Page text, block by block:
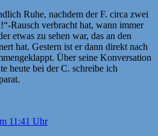
Ruhe, nachdem der F. circa zwei
Rausch verbracht hat, wann immer
etwas zu sehen war, das an den
hat. Gestern ist er dann direkt nach
Über seine Konversation
heute bei der C. schreibe ich
11:41 Uhr